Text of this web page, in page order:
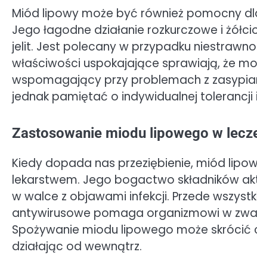
Miód lipowy może być również pomocny
Jego łagodne działanie rozkurczowe i
jelit. Jest polecany w przypadku
właściwości uspokajające sprawiają, że
wspomagający przy problemach z
jednak pamiętać o indywidualnej
Zastosowanie miodu lipowego w
Kiedy dopada nas przeziębienie, miód
lekarstwem. Jego bogactwo składników
w walce z objawami infekcji. Przede
antywirusowe pomaga organizmowi w
Spożywanie miodu lipowego może skrócić
działając od wewnątrz.